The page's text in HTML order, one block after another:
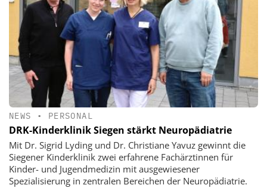
NEWS • PERSONAL
DRK-Kinderklinik Siegen stärkt Neuropädiatrie
Mit Dr. Sigrid Lyding und Dr. Christiane Yavuz gewinnt die
Siegener Kinderklinik zwei erfahrene Fachärztinnen für
Kinder- und Jugendmedizin mit ausgewiesener
Spezialisierung in zentralen Bereichen der Neuropädiatrie.